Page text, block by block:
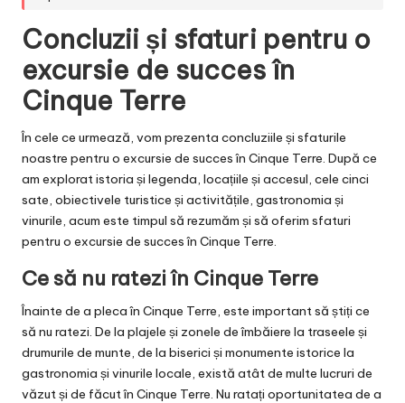
Concluzii și sfaturi pentru o
excursie de succes în
Cinque Terre
În cele ce urmează, vom prezenta concluziile și sfaturile
noastre pentru o excursie de succes în Cinque Terre. După ce
am explorat istoria și legenda, locațiile și accesul, cele cinci
sate, obiectivele turistice și activitățile, gastronomia și
vinurile, acum este timpul să rezumăm și să oferim sfaturi
pentru o excursie de succes în Cinque Terre.
Ce să nu ratezi în Cinque Terre
Înainte de a pleca în Cinque Terre, este important să știți ce
să nu ratezi. De la plajele și zonele de îmbăiere la traseele și
drumurile de munte, de la biserici și monumente istorice la
gastronomia și vinurile locale, există atât de multe lucruri de
văzut și de făcut în Cinque Terre. Nu ratați oportunitatea de a